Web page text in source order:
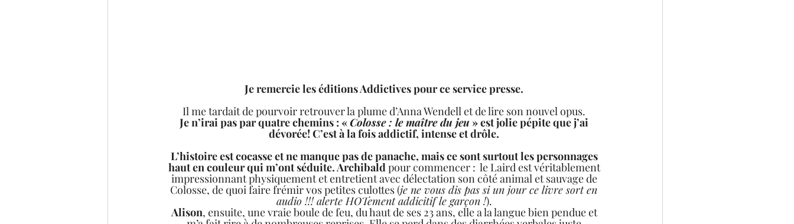
Je remercie les éditions Addictives pour ce service presse.
Il me tardait de pourvoir retrouver la plume d’Anna Wendell et de lire son nouvel opus.
Je n’irai pas par quatre chemins : « Colosse : le maître du jeu » est jolie pépite que j’ai
dévorée! C’est à la fois addictif, intense et drôle.
L’histoire est cocasse et ne manque pas de panache, mais ce sont surtout les personnages
haut en couleur qui m’ont séduite. Archibald pour commencer :  le Laird est véritablement
impressionnant physiquement et entretient avec délectation son côté animal et sauvage de
Colosse, de quoi faire frémir vos petites culottes (je ne vous dis pas si un jour ce livre sort en
audio !!! alerte HOTement addicitif le garçon !).
Alison, ensuite, une vraie boule de feu, du haut de ses 23 ans, elle a la langue bien pendue et